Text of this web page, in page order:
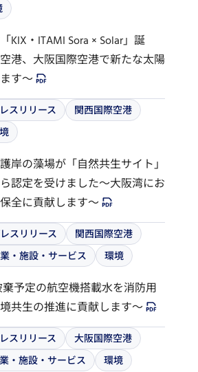
KIX・ITAMI Sora × Solar」誕
港、大阪国際空港で新たな太陽
す～
スリリース
関西国際空港
岸の藻場が「自然共生サイト」
認定を受けました～大阪湾にお
全に貢献します～
スリリース
関西国際空港
・施設・サービス
環境
予定の航空機搭載水を消防用
共生の推進に貢献します～
スリリース
大阪国際空港
・施設・サービス
環境